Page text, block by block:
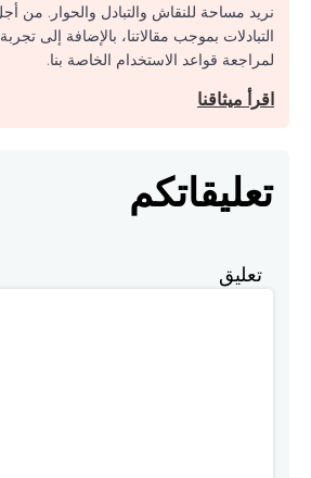
نريد مساحة للنقاش والتبادل والحوار. من
التبادلات بموجب مقالاتنا، بالإضافة إلى
لمراجعة قواعد الاستخدام الخاصة بنا.
اقرأ ميثاقنا
تعليقاتكم
تعليق